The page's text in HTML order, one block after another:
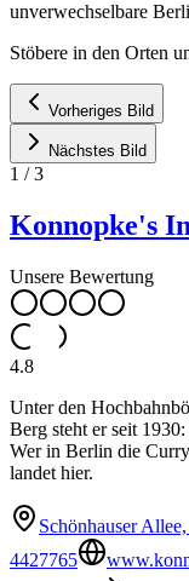
unverwechselbare
Stöbere in den Orten
Vorheriges Bild
Nächstes Bild
1 /3
Konnopke's
Unsere Bewertung
4.8
Unter den
Berg steht er seit
Wer in Berlin die
landet hier.
Schönhauser
4427765